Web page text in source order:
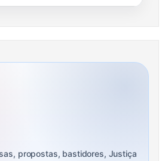
propostas, bastidores, Justiça